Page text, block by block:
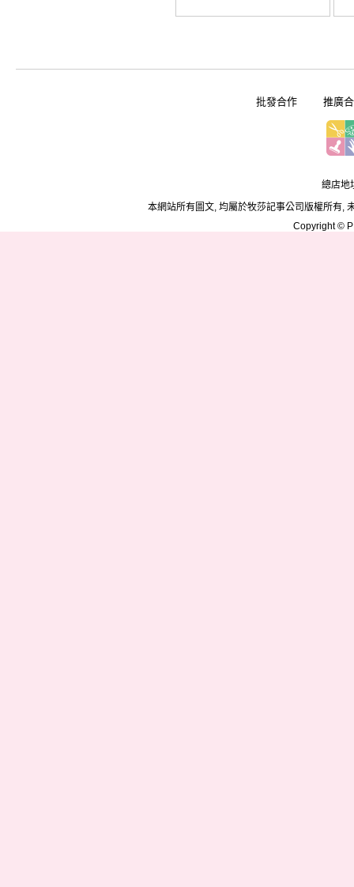
批發合作 推廣
總店地
本網站所有圖文, 均屬於牧莎記事公司版權所有,
Copyright ©